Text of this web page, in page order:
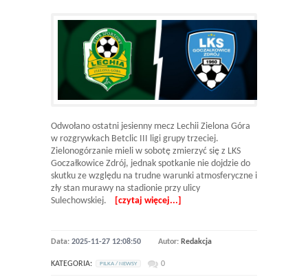
Odwołano ostatni jesienny mecz Lechii Zielona Góra
w rozgrywkach Betclic III ligi grupy trzeciej.
Zielonogórzanie mieli w sobotę zmierzyć się z LKS
Goczałkowice Zdrój, jednak spotkanie nie dojdzie do
skutku ze względu na trudne warunki atmosferyczne i
zły stan murawy na stadionie przy ulicy
Sulechowskiej.
[czytaj więcej...]
Data: 2025-11-27 12:08:50 Autor: Redakcja
KATEGORIA: PILKA / NEWSY 0